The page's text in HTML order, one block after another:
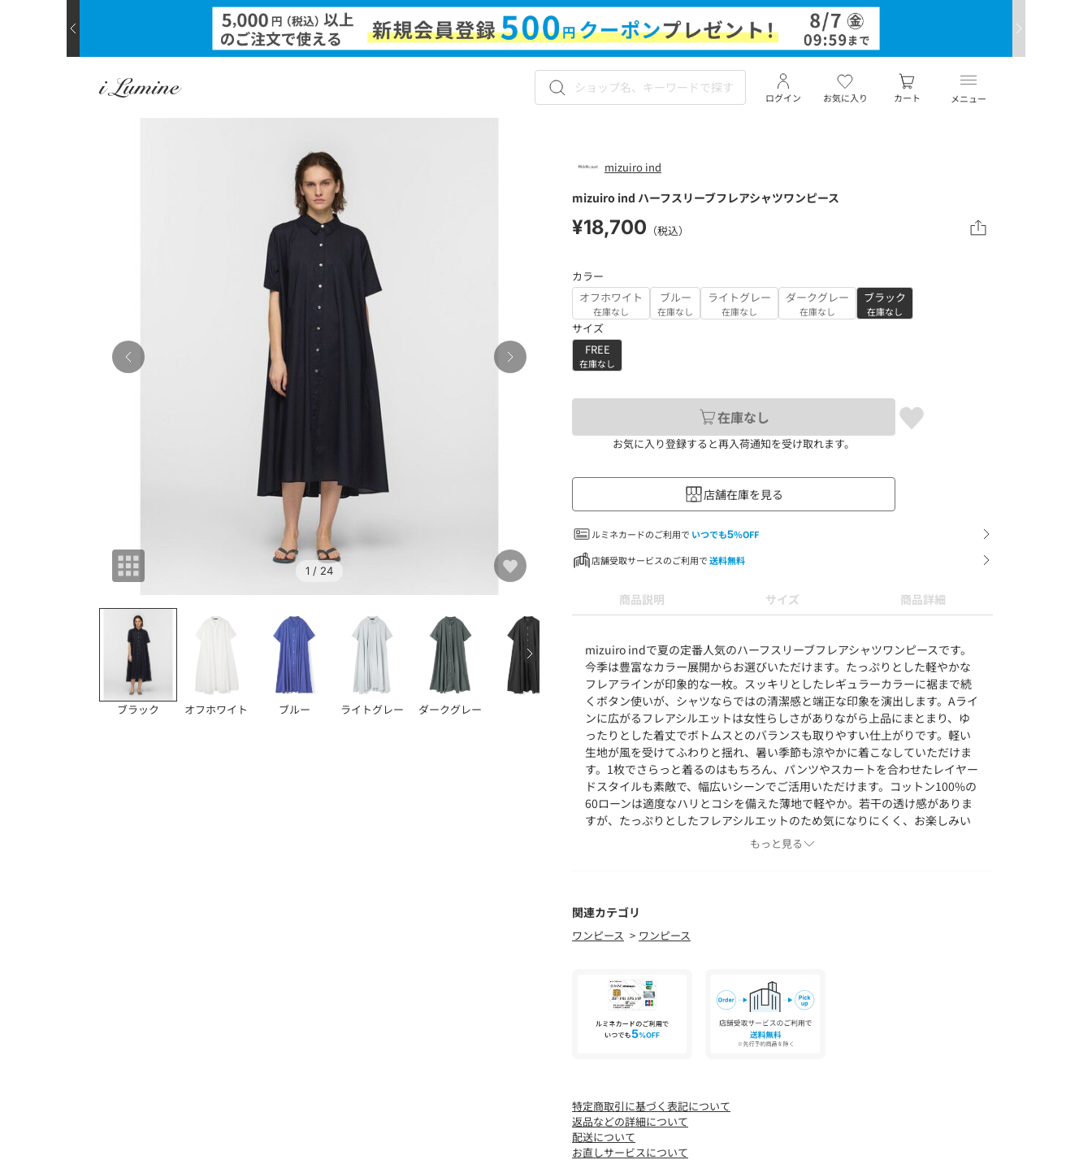
メニュー
お気に入り
ログイン カート
1 / 24
ブラック オフホワイト ブルー ライトグレー ダークグレー
mizuiro ind
mizuiro ind ハーフスリーブフレアシャツワンピース
¥18,700 （税込）
カラー
オフホワイト
在庫なし
ブルー
在庫なし
ライトグレー
在庫なし
ダークグレー
在庫なし
ブラック
在庫なし
サイズ
FREE
在庫なし
在庫なし
お気に入り登録すると再入荷通知を受け取れます。
店舗在庫を見る
ルミネカードのご利用で いつでも5%OFF
店舗受取サービスのご利用で送料無料
商品説明 サイズ 商品詳細
mizuiro indで夏の定番人気のハーフスリーブフレアシャツワンピースです。
今季は豊富なカラー展開からお選びいただけます。たっぷりとした軽やかな
フレアラインが印象的な一枚。スッキリとしたレギュラーカラーに裾まで続
くボタン使いが、シャツならではの清潔感と端正な印象を演出します。Aライ
ンに広がるフレアシルエットは女性らしさがありながら上品にまとまり、ゆ
ったりとした着丈でボトムスとのバランスも取りやすい仕上がりです。軽い
生地が風を受けてふわりと揺れ、暑い季節も涼やかに着こなしていただけま
す。1枚でさらっと着るのはもちろん、パンツやスカートを合わせたレイヤー
ドスタイルも素敵で、幅広いシーンでご活用いただけます。コットン100%の
60ローンは適度なハリとコシを備えた薄地で軽やか。若干の透け感がありま
すが、たっぷりとしたフレアシルエットのため気になりにくく、お楽しみい
らはぎ半分くらいの丈感で着用できます。
Point
ネック：レギュラーカラー
Detail
裏地：なし
ポケット：なし
※商品画像は、光の当たり具合やパソコンなどの閲覧環境により、実際の色
味と異なって見える場合がございます。予めご了承ください。
もっと見る
関連カテゴリ
ワンピース ワンピース
特定商取引に基づく表記について
返品などの詳細について
配送について
お直しサービスについて